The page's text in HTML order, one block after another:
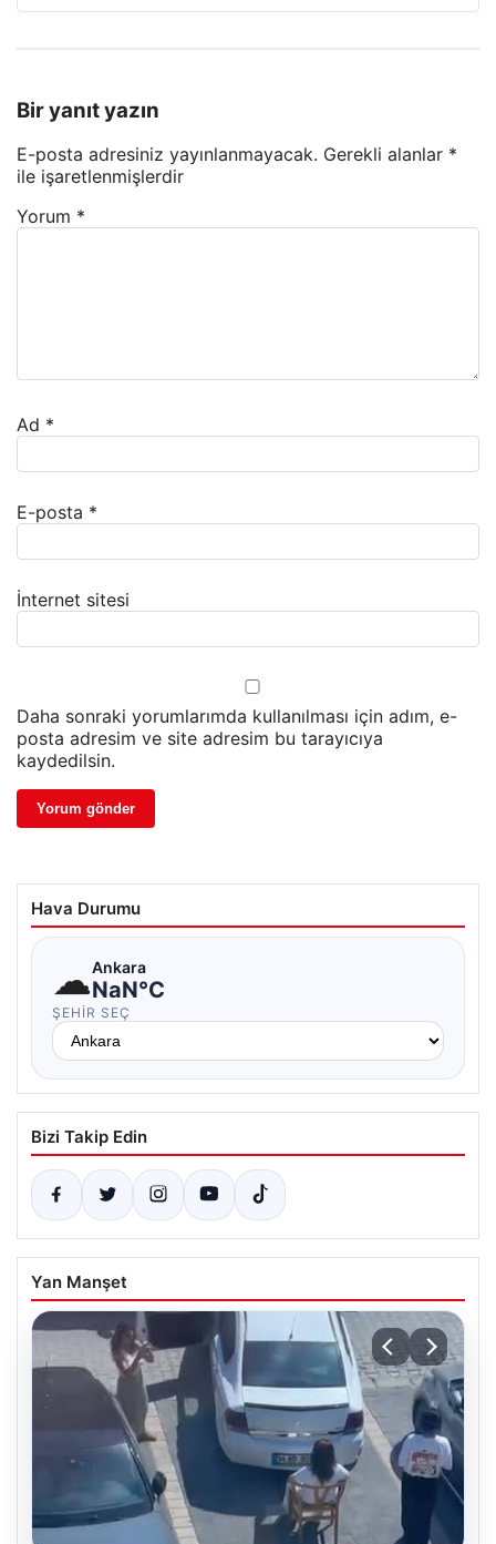
Bir yanıt yazın
E-posta adresiniz yayınlanmayacak. Gerekli alanlar *
ile işaretlenmişlerdir
Yorum *
Ad *
E-posta *
İnternet sitesi
Daha sonraki yorumlarımda kullanılması için adım, e-
posta adresim ve site adresim bu tarayıcıya
kaydedilsin.
Hava Durumu
☁Ankara
NaN°C
ŞEHIR SEÇ
Bizi Takip Edin
Yan Manşet